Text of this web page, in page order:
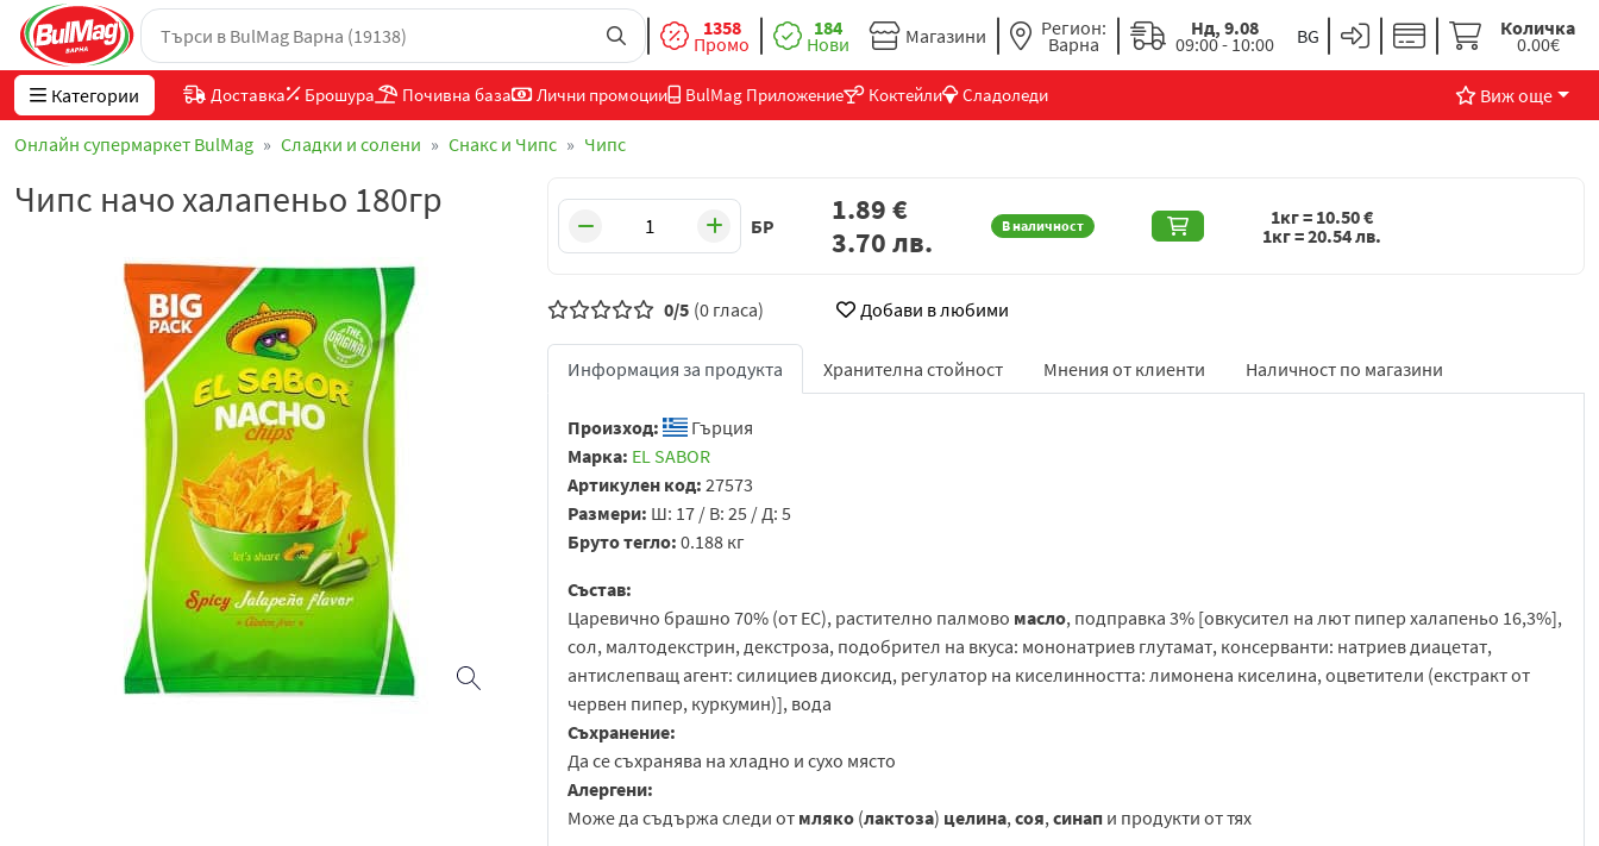
1358
Промо
184
Нови Магазини Регион:
Варна
Нд, 9.08
09:00 - 10:00
Количка
0.00€
Категории Доставка Брошура Почивна база Лични промоции BulMag Приложение Коктейли Сладоледи Виж още
Онлайн супермаркет BulMag Сладки и солени Снакс и Чипс Чипс
Чипс начо халапеньо 180гр
БР В наличност
1.89€
3.70лв.
1кг = 10.50€
1кг =20.54лв.
0/5 (0 гласа) Добави в любими
Информация за продукта Хранителна стойност Мнения от клиенти Наличност по магазини
Произход:
Гърция
Марка: EL SABOR
Артикулен код: 27573
Размери: Ш: 17 / В: 25 / Д: 5
Бруто тегло: 0.188 кг
Състав:
Царевично брашно 70% (от ЕС), растително палмово масло, подправка 3% [овкусител на лют пипер халапеньо 16,3%],
сол, малтодекстрин, декстроза, подобрител на вкуса: мононатриев глутамат, консерванти: натриев диацетат,
антислепващ агент: силициев диоксид, регулатор на киселинността: лимонена киселина, оцветители (екстракт от
червен пипер, куркумин)], вода
Съхранение:
Да се съхранява на хладно и сухо място
Алергени:
Може да съдържа следи от мляко (лактоза) целина,соя,синап и продукти от тях